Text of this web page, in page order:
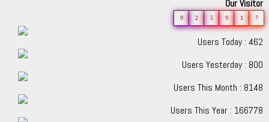
Our Visitor
9 2 5 9 1 7
Users Today : 462
Users Yesterday : 800
Users This Month : 8148
Users This Year : 166778